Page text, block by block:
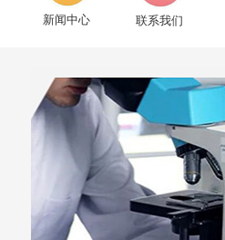
新闻中心 联系我们